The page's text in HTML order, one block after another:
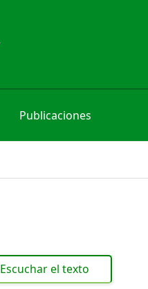
Publicaciones
Escuchar el texto